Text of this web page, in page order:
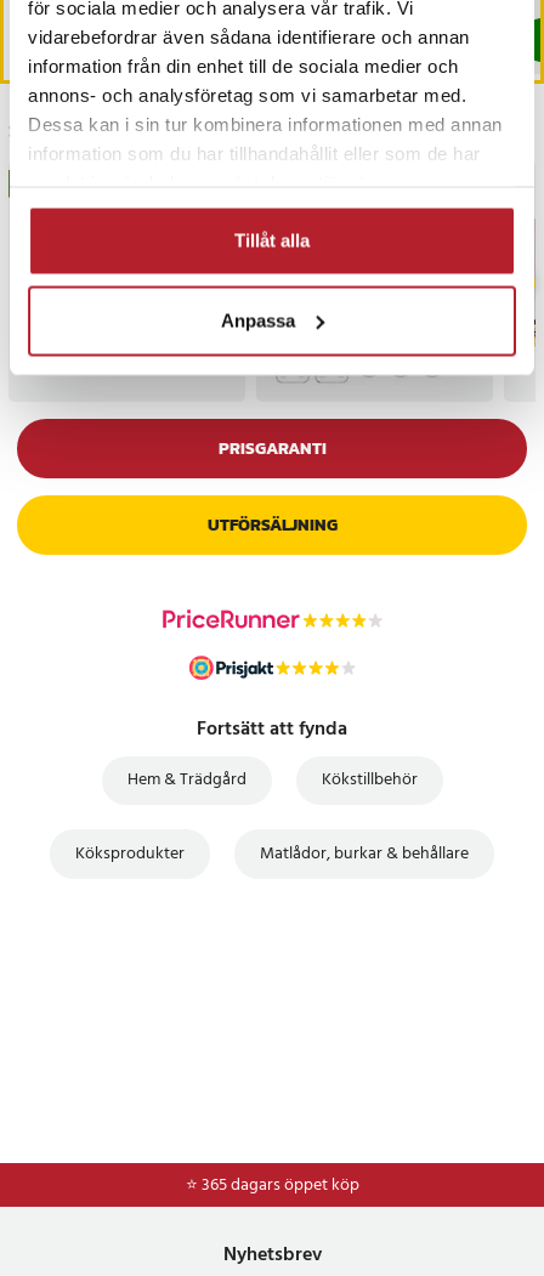
för sociala medier och analysera vår trafik. Vi
vidarebefordrar även sådana identifierare och annan
information från din enhet till de sociala medier och
annons- och analysföretag som vi samarbetar med.
Dessa kan i sin tur kombinera informationen med annan
information som du har tillhandahållit eller som de har
Tillåt alla
Anpassa
Köp
Köp
Senast besökta
PRISGARANTI
UTFÖRSÄLJNING
Fortsätt att fynda
Hem & Trädgård Kökstillbehör
Köksprodukter Matlådor, burkar & behållare
⭐ 365 dagars öppet köp
⭐Frakt 49kr *
Nyhetsbrev